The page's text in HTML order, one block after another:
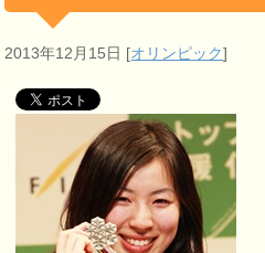
2013年12月15日 [オリンピック]